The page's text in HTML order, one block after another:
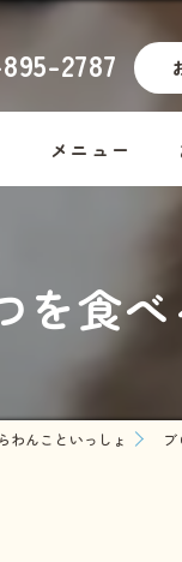
2787
イ
メニュー
Dog
Rabbit・
を食
わんこといっしょ